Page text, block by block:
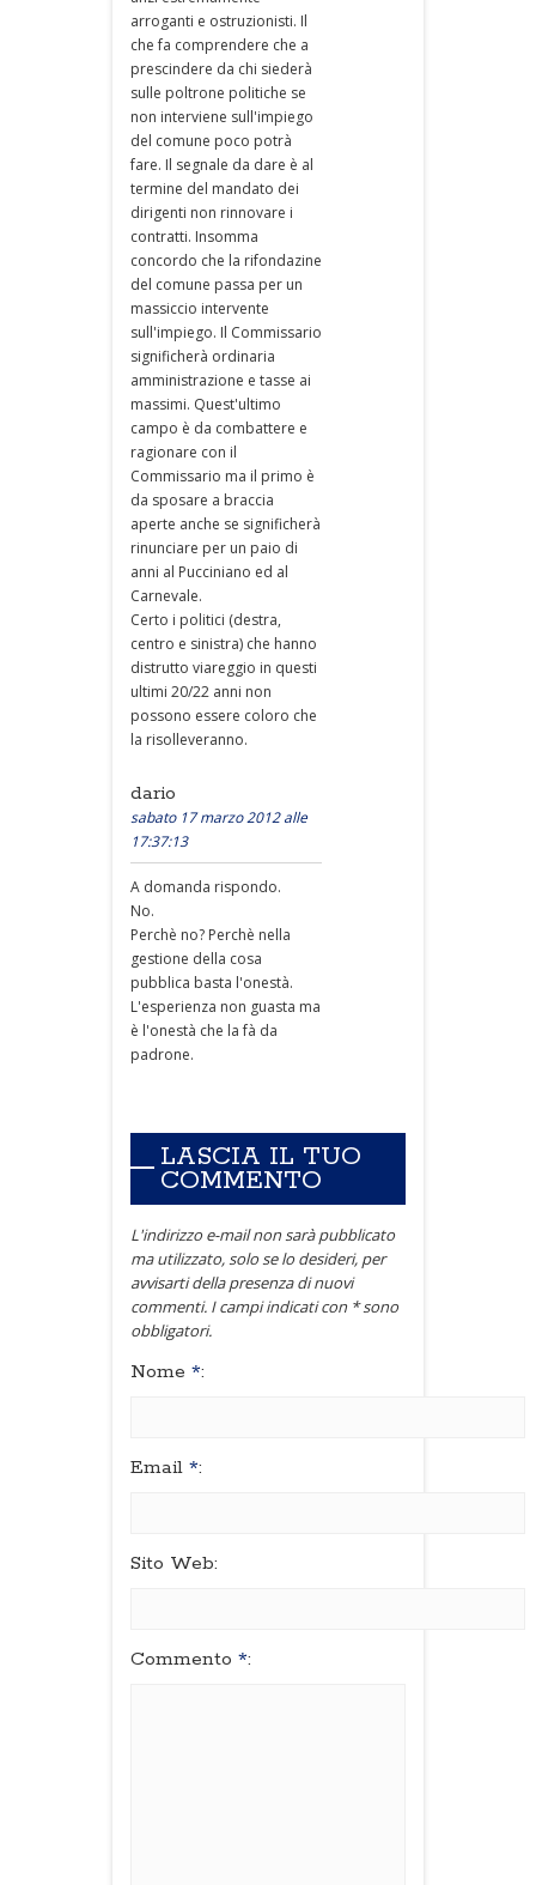
arroganti e ostruzionisti. Il
che fa comprendere che a
prescindere da chi siederà
sulle poltrone politiche se
non interviene sull'impiego
del comune poco potrà
fare. Il segnale da dare è al
termine del mandato dei
dirigenti non rinnovare i
contratti. Insomma
concordo che la rifondazine
del comune passa per un
massiccio intervente
sull'impiego. Il Commissario
significherà ordinaria
amministrazione e tasse ai
massimi. Quest'ultimo
campo è da combattere e
ragionare con il
Commissario ma il primo è
da sposare a braccia
aperte anche se significherà
rinunciare per un paio di
anni al Pucciniano ed al
Carnevale.
Certo i politici (destra,
centro e sinistra) che hanno
distrutto viareggio in questi
ultimi 20/22 anni non
possono essere coloro che
la risolleveranno.
dario
sabato 17 marzo 2012 alle
17:37:13
A domanda rispondo.
No.
Perchè no? Perchè nella
gestione della cosa
pubblica basta l'onestà.
L'esperienza non guasta ma
è l'onestà che la fà da
padrone.
LASCIA IL TUO
COMMENTO
L'indirizzo e-mail non sarà pubblicato
ma utilizzato, solo se lo desideri, per
avvisarti della presenza di nuovi
commenti. I campi indicati con * sono
obbligatori.
Nome *:
Email *:
Sito Web:
Commento *: